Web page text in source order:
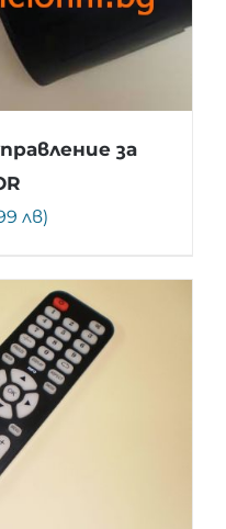
за
лв)